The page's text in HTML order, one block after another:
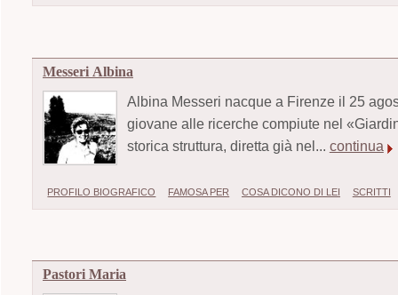
Messeri Albina
Albina Messeri nacque a Firenze il 25
giovane alle ricerche compiute nel
storica struttura, diretta già nel... continua
PROFILO BIOGRAFICO FAMOSA PER COSA DICONO DI LEI SCRITTI
Pastori Maria